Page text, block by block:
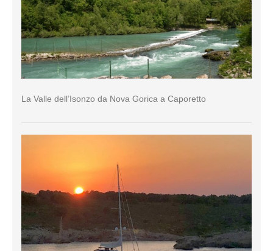
La Valle dell’Isonzo da Nova Gorica a Caporetto